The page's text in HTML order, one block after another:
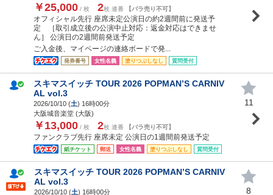
￥25,000 / 枚 2枚 連番 【バラ売り不可】
オフィシャル先行 座席未定公演日の約2週間前に発送予
定 ［取引成立後の公演中止対応：返金対応はできませ
ん］ 公演日の2週間前発送予定
ご入金後、マイページの連絡ボードで発...
発券番号 女性名義 塗りつぶしなし 質問受付
スキマスイッチ TOUR 2026 POPMAN’S CARNIV
AL vol.3
2026/10/10 (土) 16時00分
大阪城音楽堂 (大阪)
￥13,000 / 枚 2枚 連番 【バラ売り不可】
ファンクラブ先行 座席未定 公演日の1週間前発送予定
紙チケット 郵送 女性名義 塗りつぶしなし 質問受付
11
スキマスイッチ TOUR 2026 POPMAN’S CARNIV
AL vol.3
2026/10/10 (土) 16時00分 8